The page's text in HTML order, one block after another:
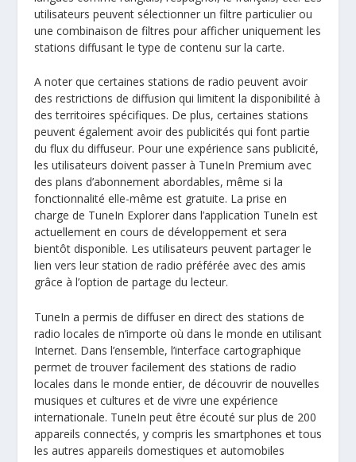
utilisateurs peuvent sélectionner un filtre particulier ou
une combinaison de filtres pour afficher uniquement les
stations diffusant le type de contenu sur la carte.
A noter que certaines stations de radio peuvent avoir
des restrictions de diffusion qui limitent la disponibilité à
des territoires spécifiques. De plus, certaines stations
peuvent également avoir des publicités qui font partie
du flux du diffuseur. Pour une expérience sans publicité,
les utilisateurs doivent passer à TuneIn Premium avec
des plans d’abonnement abordables, même si la
fonctionnalité elle-même est gratuite. La prise en
charge de TuneIn Explorer dans l’application TuneIn est
actuellement en cours de développement et sera
bientôt disponible. Les utilisateurs peuvent partager le
lien vers leur station de radio préférée avec des amis
grâce à l’option de partage du lecteur.
TuneIn a permis de diffuser en direct des stations de
radio locales de n’importe où dans le monde en utilisant
Internet. Dans l’ensemble, l’interface cartographique
permet de trouver facilement des stations de radio
locales dans le monde entier, de découvrir de nouvelles
musiques et cultures et de vivre une expérience
internationale. TuneIn peut être écouté sur plus de 200
appareils connectés, y compris les smartphones et tous
les autres appareils domestiques et automobiles